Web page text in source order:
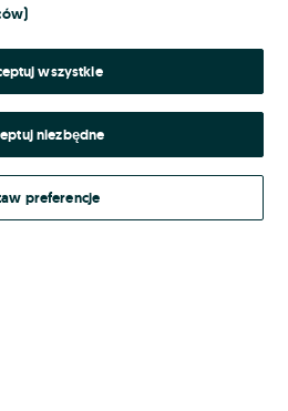
z dostawców wskazanych powyżej,
OLX.pl w jego aktualnym brzmieniu.
wszystkie
niezbędne
preferencje